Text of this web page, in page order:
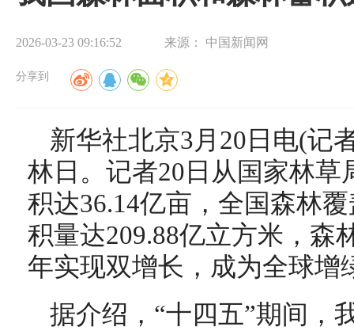
2026-03-23 09:16:52 来源： 中国新闻网
分享到
新华社北京3月20日电(记
林日。记者20日从国家林
积达36.14亿亩，全国森林
积量达209.88亿立方米，森
年实现双增长，成为全球增
据介绍，“十四五”期间，